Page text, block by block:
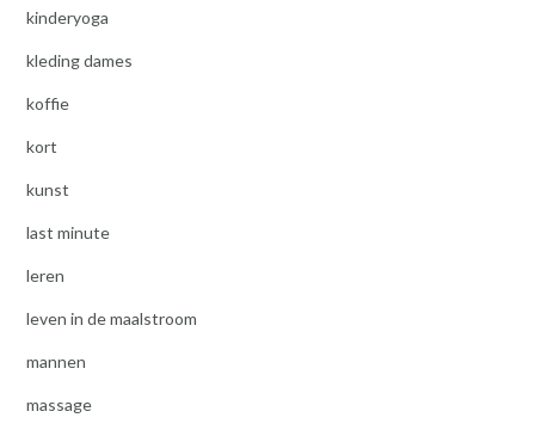
kinderyoga
kleding dames
koffie
kort
kunst
last minute
leren
leven in de maalstroom
mannen
massage